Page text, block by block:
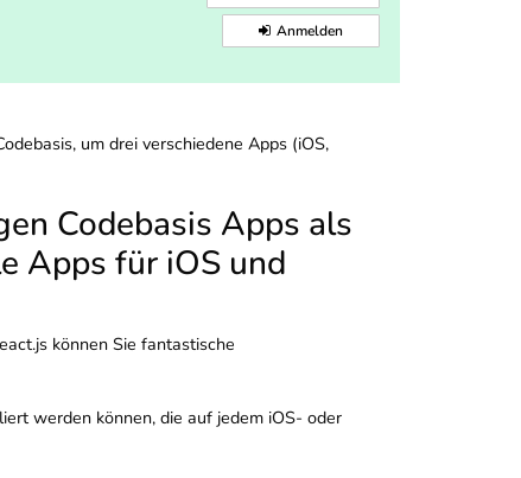
Anmelden
um drei verschiedene Apps (iOS,
Codebasis Apps als
Apps für iOS und
können Sie fantastische
werden können, die auf jedem iOS- oder